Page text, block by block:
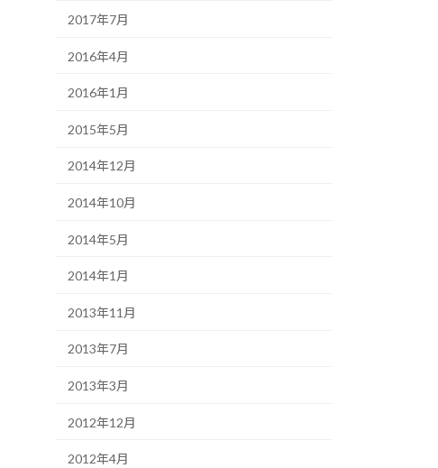
2017年7月
2016年4月
2016年1月
2015年5月
2014年12月
2014年10月
2014年5月
2014年1月
2013年11月
2013年7月
2013年3月
2012年12月
2012年4月